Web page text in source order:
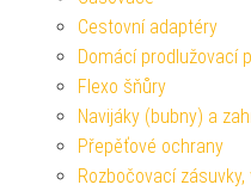
Cestovní adaptéry
Domácí prodlužovací
Flexo šňůry
Navijáky (bubny) a
Přepěťové ochrany
Rozbočovací zásuvky,